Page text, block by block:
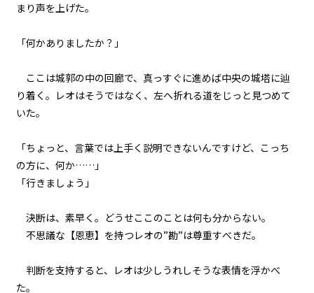
ビューワー設定
文字サイズ
フォント
背景色
組み方向
大作戦
第十四話 〈管理者〉様とトンカ
ツ弁当
大作戦
第十六話 〈歪み〉の心臓
第十七話 大勝利
まり声を上げた。
「何かありましたか？」
ここは城郭の中の回廊で、真っすぐに進めば中央の城塔に辿
り着く。レオはそうではなく、左へ折れる道をじっと見つめて
いた。
「ちょっと、言葉では上手く説明できないんですけど、こっち
の方に、何か……」
「行きましょう」
決断は、素早く。どうせここのことは何も分からない。
不思議な【恩恵】を持つレオの”勘”は尊重すべきだ。
判断を支持すると、レオは少しうれしそうな表情を浮かべ
た。